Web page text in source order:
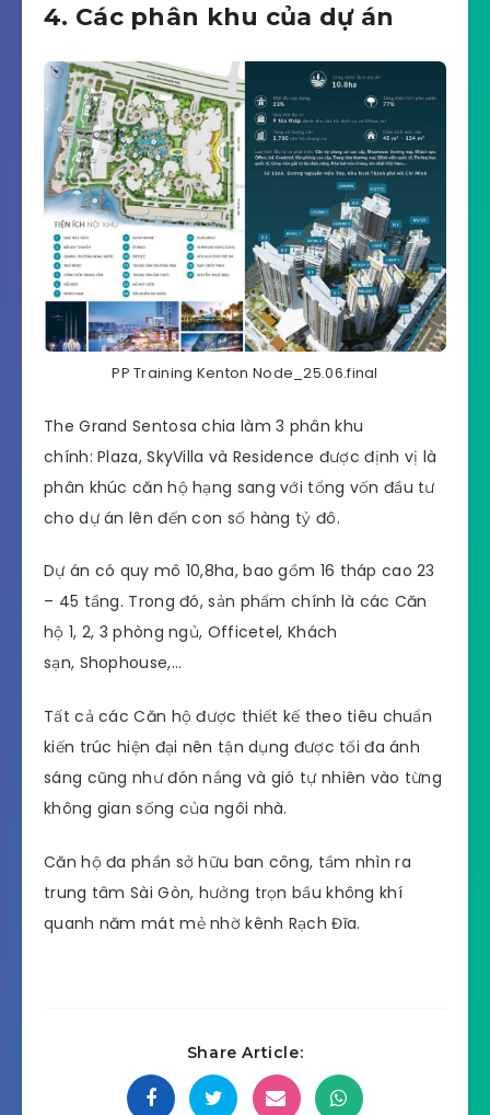
4. Các phân khu của dự án
PP Training Kenton Node_25.06.final
The Grand Sentosa chia làm 3 phân khu
chính: Plaza, SkyVilla và Residence được định vị là
phân khúc căn hộ hạng sang với tổng vốn đầu tư
cho dự án lên đến con số hàng tỷ đô.
Dự án có quy mô 10,8ha, bao gồm 16 tháp cao 23
– 45 tầng. Trong đó, sản phẩm chính là các Căn
hộ 1, 2, 3 phòng ngủ, Officetel, Khách
sạn, Shophouse,…
Tất cả các Căn hộ được thiết kế theo tiêu chuẩn
kiến trúc hiện đại nên tận dụng được tối đa ánh
sáng cũng như đón nắng và gió tự nhiên vào từng
không gian sống của ngôi nhà.
Căn hộ đa phần sở hữu ban công, tầm nhìn ra
trung tâm Sài Gòn, hưởng trọn bầu không khí
quanh năm mát mẻ nhờ kênh Rạch Đĩa.
Share Article: